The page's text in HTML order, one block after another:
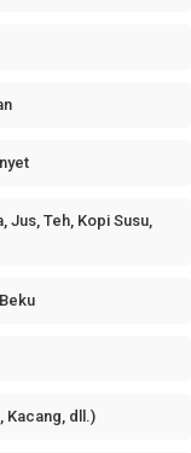
Jus, Teh, Kopi Susu,
Kacang, dll.)